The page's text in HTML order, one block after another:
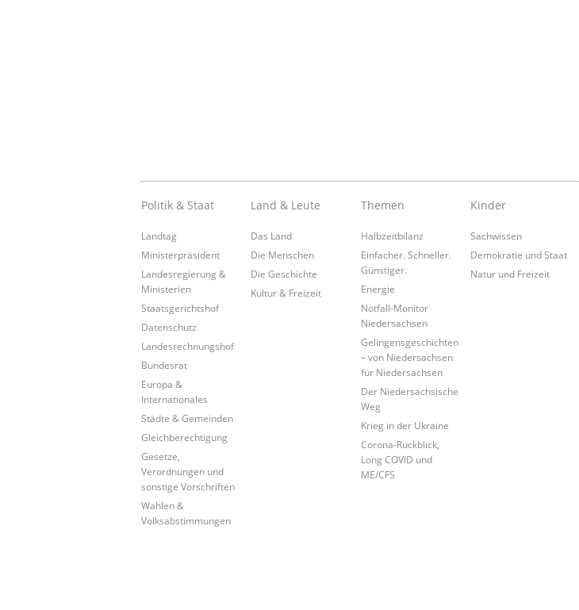
Politik & Staat
Landtag
Ministerpräsident
Landesregierung &
Ministerien
Staatsgerichtshof
Datenschutz
Landesrechnungshof
Bundesrat
Europa &
Internationales
Städte & Gemeinden
Gleichberechtigung
Gesetze,
Verordnungen und
sonstige Vorschriften
Wahlen &
Volksabstimmungen
Land & Leute
Das Land
Die Menschen
Die Geschichte
Kultur & Freizeit
Themen
Halbzeitbilanz
Einfacher. Schneller.
Günstiger.
Energie
Notfall-Monitor
Niedersachsen
Gelingensgeschichten
– von Niedersachsen
für Niedersachsen
Der Niedersächsische
Weg
Krieg in der Ukraine
Corona-Rückblick,
Long COVID und
ME/CFS
Kinder
Sachwissen
Demokratie und Staat
Natur und Freizeit